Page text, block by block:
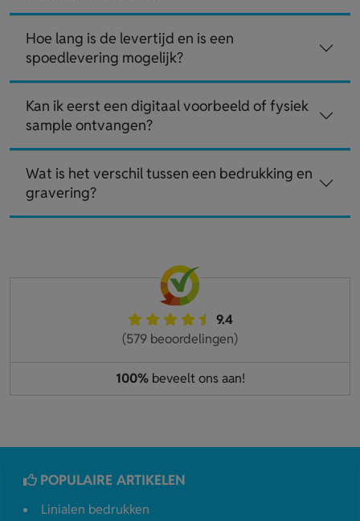
Hoe lang is de levertijd en is een
spoedlevering mogelijk?
Kan ik eerst een digitaal voorbeeld of fysiek
sample ontvangen?
Wat is het verschil tussen een bedrukking en
gravering?
9.4
(579 beoordelingen)
100%beveelt ons aan!
POPULAIRE ARTIKELEN
Linialen bedrukken